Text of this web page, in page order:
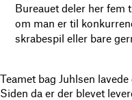
Bureauet deler her fem
om man er til
skrabespil eller bare
Teamet bag Juhlsen
Siden da er der blevet